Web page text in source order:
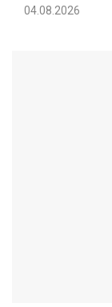
04.08.2026